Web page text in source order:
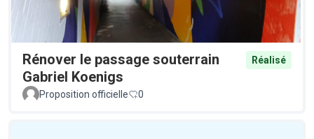
Rénover le passage souterrain
Gabriel Koenigs
Réalisé
Proposition officielle 0